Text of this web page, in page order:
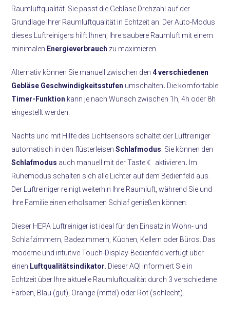
Raumluftqualität. Sie passt die Gebläse Drehzahl auf der
Grundlage Ihrer Raumluftqualität in Echtzeit an. Der Auto-Modus
dieses Luftreinigers hilft Ihnen, Ihre saubere Raumluft mit einem
minimalen Energieverbrauch zu maximieren.
Alternativ können Sie manuell zwischen den4 verschiedenen
Gebläse Geschwindigkeitsstufen umschalten. Die komfortable
Timer-Funktion kann je nach Wunsch zwischen 1h, 4h oder 8h
eingestellt werden.
Nachts und mit Hilfe des Lichtsensors schaltet der Luftreiniger
automatisch in den flüsterleisenSchlafmodus . Sie können den
Schlafmodus auch manuell mit der Taste ☾ aktivieren. Im
Ruhemodus schalten sich alle Lichter auf dem Bedienfeld aus.
Der Luftreiniger reinigt weiterhin Ihre Raumluft, während Sie und
Ihre Familie einen erholsamen Schlaf genießen können.
Dieser HEPA Luftreiniger ist ideal für den Einsatz in Wohn- und
Schlafzimmern, Badezimmern, Küchen, Kellern oder Büros. Das
moderne und intuitive Touch-Display-Bedienfeld verfügt über
einen Luftqualitätsindikator. Dieser AQI informiert Sie in
Echtzeit über Ihre aktuelle Raumluftqualität durch 3 verschiedene
Farben, Blau (gut), Orange (mittel) oder Rot (schlecht).